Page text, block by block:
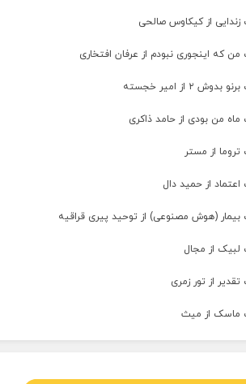
زندایی از کیکاوس صالحی
من که اینجوری نبودم از عرفان افتخاری
۲ از امیر خجسته
ماه من بودی از حامد ذاکری
تروما از مستر
اعتماد از حمید دال
بیمار (هوش مصنوعی) از توحید پیری قراقیه
لبیک از مجال
از تور زمری
ماسک از میث